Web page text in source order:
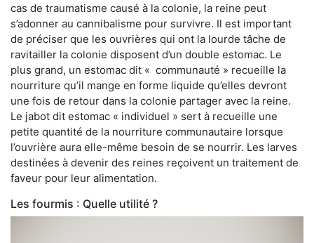
cas de traumatisme causé à la colonie, la reine peut
s’adonner au cannibalisme pour survivre. Il est important
de préciser que les ouvrières qui ont la lourde tâche de
ravitailler la colonie disposent d’un double estomac. Le
plus grand, un estomac dit « communauté » recueille la
nourriture qu’il mange en forme liquide qu’elles devront
une fois de retour dans la colonie partager avec la reine.
Le jabot dit estomac « individuel » sert à recueille une
petite quantité de la nourriture communautaire lorsque
l’ouvrière aura elle-même besoin de se nourrir. Les larves
destinées à devenir des reines reçoivent un traitement de
faveur pour leur alimentation.
Les fourmis : Quelle utilité ?